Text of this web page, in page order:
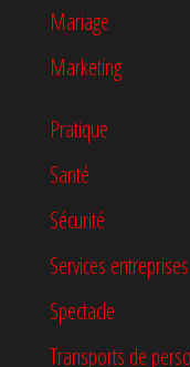
Mariage
Marketing
Pratique
Santé
Sécurité
Services entreprises
Spectacle
Transports de